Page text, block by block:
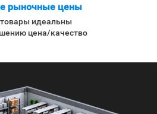
рыночные цены
идеальны
цена/качество